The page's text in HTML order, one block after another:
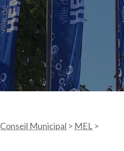
Conseil Municipal > MEL >